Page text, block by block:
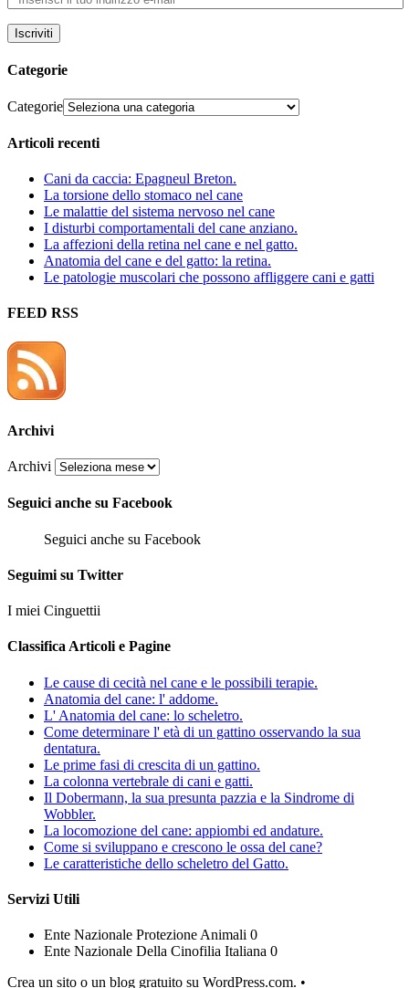
Iscriviti
Categorie
Categorie
Articoli recenti
Cani da caccia: Epagneul Breton.
La torsione dello stomaco nel cane
Le malattie del sistema nervoso nel cane
I disturbi comportamentali del cane anziano.
La affezioni della retina nel cane e nel gatto.
Anatomia del cane e del gatto: la retina.
Le patologie muscolari che possono affliggere cani e gatti
FEED RSS
Archivi
Archivi
Seguici anche su Facebook
Seguici anche su Facebook
Seguimi su Twitter
I miei Cinguettii
Classifica Articoli e Pagine
Le cause di cecità nel cane e le possibili terapie.
Anatomia del cane: l' addome.
L' Anatomia del cane: lo scheletro.
Come determinare l' età di un gattino osservando la sua
dentatura.
Le prime fasi di crescita di un gattino.
La colonna vertebrale di cani e gatti.
Il Dobermann, la sua presunta pazzia e la Sindrome di
Wobbler.
La locomozione del cane: appiombi ed andature.
Come si sviluppano e crescono le ossa del cane?
Le caratteristiche dello scheletro del Gatto.
Servizi Utili
Ente Nazionale Protezione Animali 0
Ente Nazionale Della Cinofilia Italiana 0
Crea un sito o un blog gratuito su WordPress.com. •